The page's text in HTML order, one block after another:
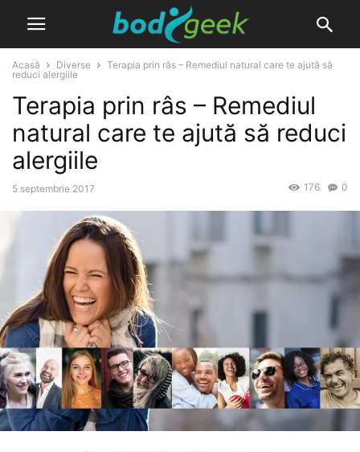
Acasă Diverse
Terapia prin râs – Remediul natural care te ajută să
reduci alergiile
Terapia prin râs – Remediul
natural care te ajută să reduci
alergiile
5 septembrie 2017 0
176